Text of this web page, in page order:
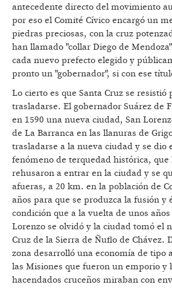
antecedente directo del movimiento
por eso el Comité Cívico encargó un
piedras preciosas, con la cruz
han llamado "collar Diego de
cada nuevo prefecto elegido y
pronto un "gobernador", si con ese
Lo cierto es que Santa Cruz se resistió
trasladarse. El gobernador Suárez de
en 1590 una nueva ciudad, San
de La Barranca en las llanuras de
trasladarse a la nueva ciudad y se dio
fenómeno de terquedad histórica, que
rehusaron a entrar en la ciudad y se
afueras, a 20 km. en la población de
años para que se produzca la fusión y
condición que a la vuelta de unos
Lorenzo se olvidó y la ciudad tomó el
Cruz de la Sierra de Ñuflo de Chávez.
zona desarrolló una economía de tipo
las Misiones que fueron un emporio y
hacendados cruceños miraban con